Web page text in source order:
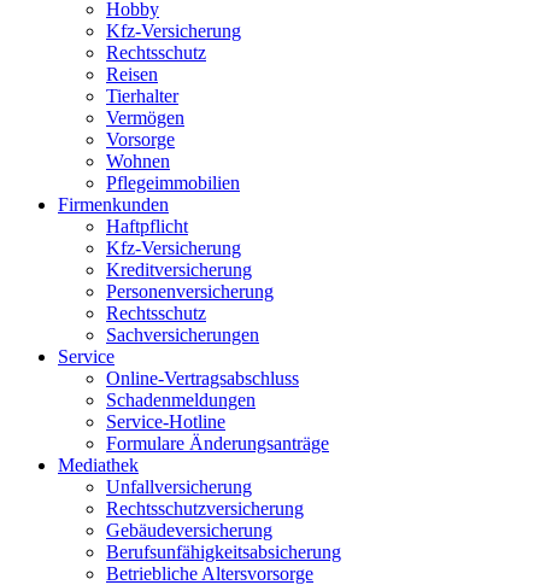
Hobby
Kfz-Versicherung
Rechtsschutz
Reisen
Tierhalter
Vermögen
Vorsorge
Wohnen
Pflegeimmobilien
Firmenkunden
Haftpflicht
Kfz-Versicherung
Kreditversicherung
Personenversicherung
Rechtsschutz
Sachversicherungen
Service
Online-Vertragsabschluss
Schadenmeldungen
Service-Hotline
Formulare Änderungsanträge
Mediathek
Unfallversicherung
Rechtsschutzversicherung
Gebäudeversicherung
Berufsunfähigkeitsabsicherung
Betriebliche Altersvorsorge